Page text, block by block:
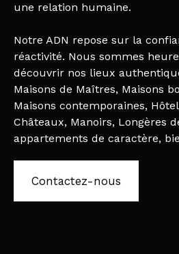
une relation humaine.
Notre ADN repose sur la
réactivité. Nous sommes
découvrir nos lieux
Maisons de Maîtres, Maisons
Maisons contemporaines,
Châteaux, Manoirs, Longères
appartements de caractère,
Contactez-nous